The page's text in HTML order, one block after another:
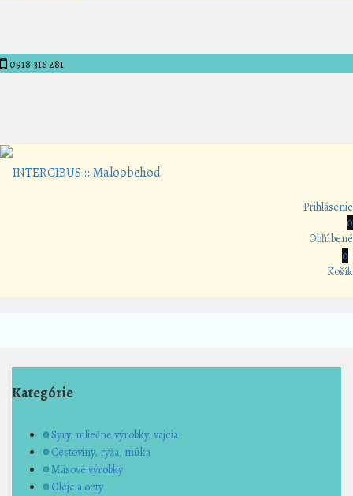
0918 316 281
Prihlásenie
0
Obľúbené
0
Košík
Kategórie
Syry, mliečne výrobky, vajcia
Cestoviny, ryža, múka
Mäsové výrobky
Oleje a octy